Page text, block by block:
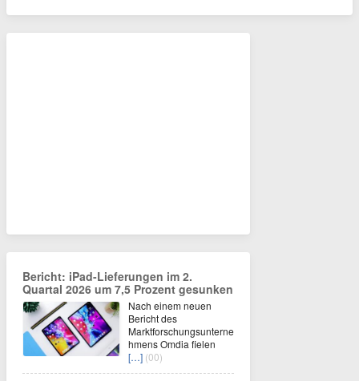
Bericht: iPad-Lieferungen im 2.
Quartal 2026 um 7,5 Prozent gesunken
Nach einem neuen
Bericht des
Marktforschungsunterne
hmens Omdia fielen
[…] (00)